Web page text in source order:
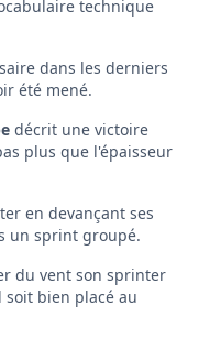
technique
dans les derniers
été mené.
décrit une victoire
plus que l'épaisseur
en devançant ses
un sprint groupé.
du vent son sprinter
bien placé au